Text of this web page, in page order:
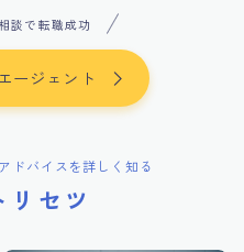
談で転職成功
ージェント
ドバイスを詳しく知る
セツ